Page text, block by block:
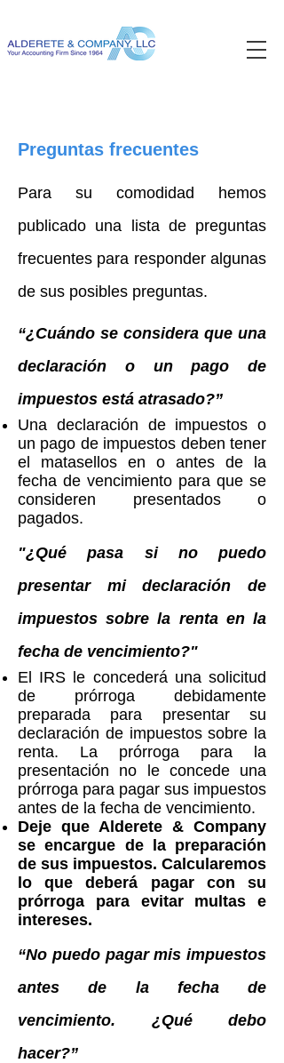
Preguntas frecuentes
Para su comodidad hemos
publicado una lista de preguntas
frecuentes para responder algunas
de sus posibles preguntas.
“¿Cuándo se considera que una
declaración o un pago de
impuestos está atrasado?”
Una declaración de impuestos o
un pago de impuestos deben tener
el matasellos en o antes de la
fecha de vencimiento para que se
consideren presentados o
pagados.
"¿Qué pasa si no puedo
presentar mi declaración de
impuestos sobre la renta en la
fecha de vencimiento?"
El IRS le concederá una solicitud
de prórroga debidamente
preparada para presentar su
declaración de impuestos sobre la
renta. La prórroga para la
presentación no le concede una
prórroga para pagar sus impuestos
antes de la fecha de vencimiento.
Deje que Alderete & Company
se encargue de la preparación
de sus impuestos. Calcularemos
lo que deberá pagar con su
prórroga para evitar multas e
intereses.
“No puedo pagar mis impuestos
antes de la fecha de
vencimiento. ¿Qué debo
hacer?”